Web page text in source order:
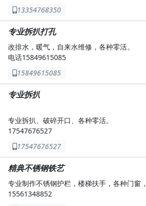
13354768350
专业拆扒打孔
改排水，暖气，自来水维修，各种零活。
电话15849615085
15849615085
专业拆扒
专业拆扒、破碎开口、各种零活。
17547676527
17547676527
精典不锈钢铁艺
专业制作不锈钢护栏，楼梯扶手，各种门窗
15561348852